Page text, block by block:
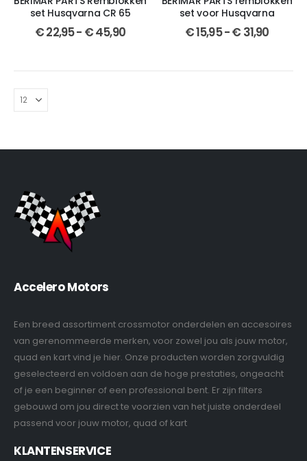
set Husqvarna CR 65
€22,95- €45,90
set voor Husqvarna
€15,95-€ 31,90
Accelero Motors
Een breed assortiment crossmotor onderdelen en accesoires
van gerenommeerde merken, voor zowel jou als jouw motor,
quad en kart vind je hier. Onze producten worden zorgvuldig
geselecteerd en voldoen aan de hoge prestaties, ongeacht
of je een beginner of een professional bent. Er zijn filters
gebouwd om jou direct te voorzien van het juiste onderdeel
passend voor jouw motor, quad of kart
KLANTENSERVICE